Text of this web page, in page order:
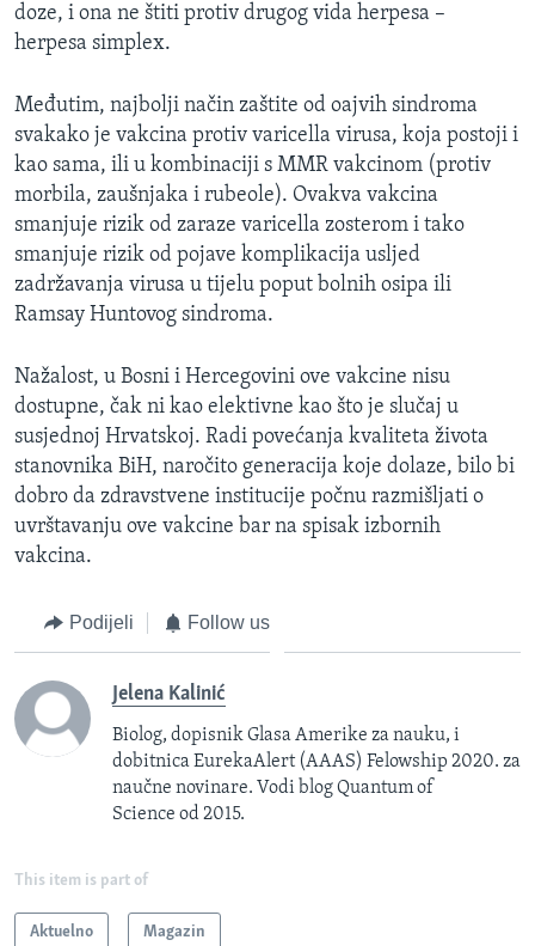
doze, i ona ne štiti protiv drugog vida herpesa –
herpesa simplex.
Međutim, najbolji način zaštite od oajvih sindroma
svakako je vakcina protiv varicella virusa, koja postoji i
kao sama, ili u kombinaciji s MMR vakcinom (protiv
morbila, zaušnjaka i rubeole). Ovakva vakcina
smanjuje rizik od zaraze varicella zosterom i tako
smanjuje rizik od pojave komplikacija usljed
zadržavanja virusa u tijelu poput bolnih osipa ili
Ramsay Huntovog sindroma.
Nažalost, u Bosni i Hercegovini ove vakcine nisu
dostupne, čak ni kao elektivne kao što je slučaj u
susjednoj Hrvatskoj. Radi povećanja kvaliteta života
stanovnika BiH, naročito generacija koje dolaze, bilo bi
dobro da zdravstvene institucije počnu razmišljati o
uvrštavanju ove vakcine bar na spisak izbornih
vakcina.
Podijeli Follow us
Jelena Kalinić
Biolog, dopisnik Glasa Amerike za nauku, i
dobitnica EurekaAlert (AAAS) Felowship 2020. za
naučne novinare. Vodi blog Quantum of
Science od 2015.
This item is part of
Aktuelno Magazin